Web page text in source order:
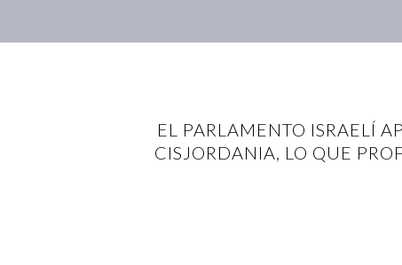
EL PARLAMENTO ISRAELÍ
CISJORDANIA, LO QUE